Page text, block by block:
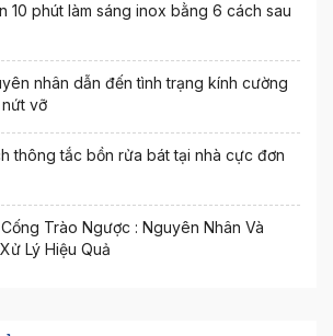
10 phút làm sáng inox bằng 6 cách sau
nhân dẫn đến tình trạng kính cường
vỡ
thông tắc bồn rửa bát tại nhà cực đơn
Trào Ngược : Nguyên Nhân Và
Lý Hiệu Quả